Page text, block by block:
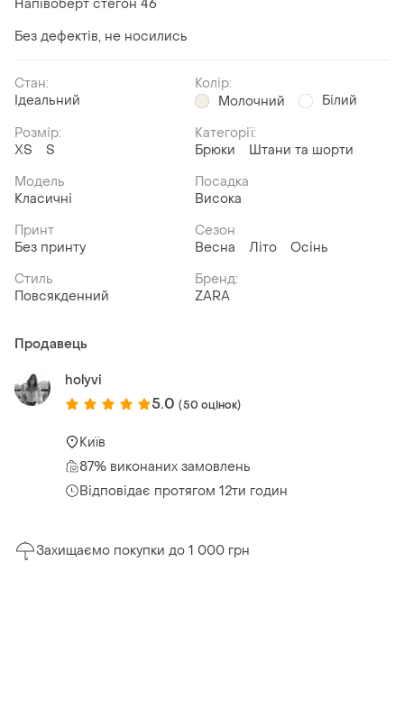
Напівоберт стегон 46
Без дефектів, не носились
Стан:
Ідеальний
Колір:
Молочний
Білий
Розмір:
ХS
S
Категорії:
Брюки
Штани та шорти
Модель
Класичні
Посадка
Висока
Принт
Без принту
Сезон
Весна
Літо
Осінь
Стиль
Повсякденний
Бренд:
ZARA
Продавець
holyvi
5.0 (50 оцінок)
Київ
87% виконаних замовлень
Відповідає протягом 12ти годин
Захищаємо покупки до 1 000 грн